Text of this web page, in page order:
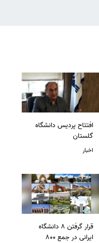
افتتاح پردیس دانشگاه
گلستان
اخبار
قرار گرفتن 8 دانشگاه
ایرانی در جمع 800